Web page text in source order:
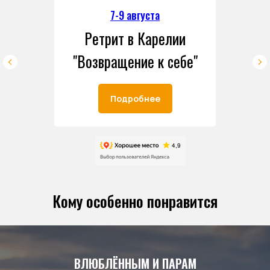
7-9 августа
Ретрит в Карелии
"Возвращение к себе"
Подробнее
Кому особенно понравится
ВЛЮБЛЁННЫМ И ПАРАМ